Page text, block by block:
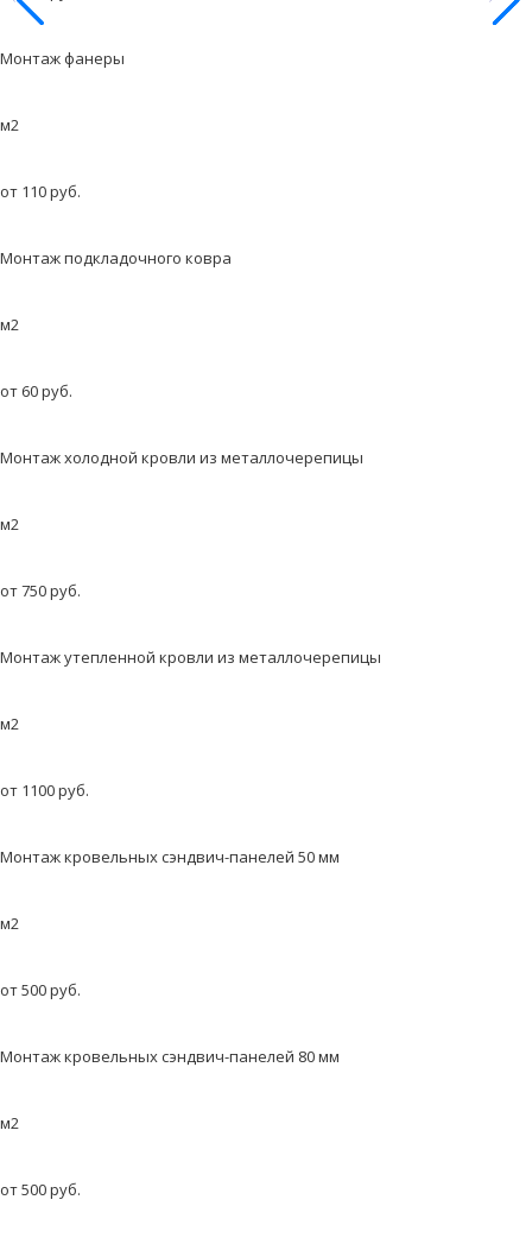
Монтаж фанеры
м2
от 110 руб.
Монтаж подкладочного ковра
м2
от 60 руб.
Монтаж холодной кровли из металлочерепицы
м2
от 750 руб.
Монтаж утепленной кровли из металлочерепицы
м2
от 1100 руб.
Монтаж кровельных сэндвич-панелей 50 мм
м2
от 500 руб.
Монтаж кровельных сэндвич-панелей 80 мм
м2
от 500 руб.